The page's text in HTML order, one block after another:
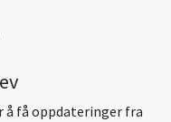
å få oppdateringer fra